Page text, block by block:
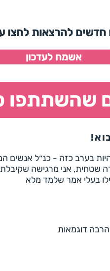
להרצאות לחצו
אשמח לעדכון
שהשתתפו
בערב כזה - כנ״ל אנשים
שטחית, אני מרגישה
בעלי אמר שלמד מלא
דוגמאות